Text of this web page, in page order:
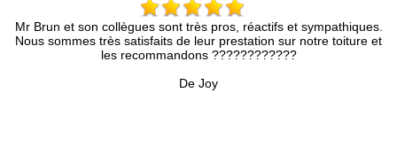
sont très pros, réactifs et sympathiques.
de leur prestation sur notre toiture et
????????????
Brun Rénovation….une
compétence et une
présenté avec une